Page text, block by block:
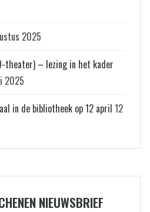
2025
theater) – lezing in het kader
2025
in de bibliotheek op 12 april 12
NIEUWSBRIEF